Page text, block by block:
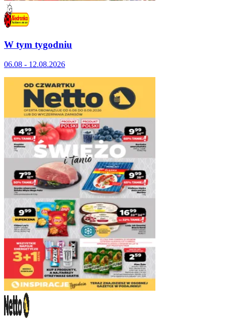
W tym tygodniu
06.08 - 12.08.2026